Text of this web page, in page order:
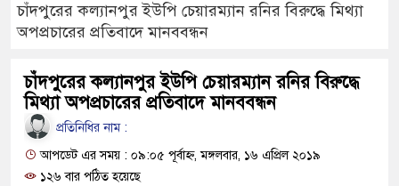
মানবিক অঙ্গীকার ধারণ করে ড্যাব ভবিষ্যতেও
ফ্যাসিবাদবিরোধী আন্দোলনে হত্যাকাণ্ডের বিচার হবে
মাননীয় প্রধানমন্ত্রী, মন্ত্রীবর্গ ও সরকারের উচ্চপর্যায়ের
চাঁদপুরের কল্যানপুর ইউপি চেয়ারম্যান রনির বিরুদ্ধে মিথ্যা
অপপ্রচারের প্রতিবাদে মানববন্ধন
চাঁদপুরের কল্যানপুর ইউপি চেয়ারম্যান রনির বিরুদ্ধে
মিথ্যা অপপ্রচারের প্রতিবাদে মানববন্ধন
প্রতিনিধির নাম :
আপডেট এর সময় : ০৯:০৫ পূর্বাহ্ন, মঙ্গলবার, ১৬ এপ্রিল ২০১৯
১২৬ বার পঠিত হয়েছে